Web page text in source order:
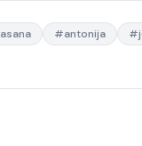
#antonija #